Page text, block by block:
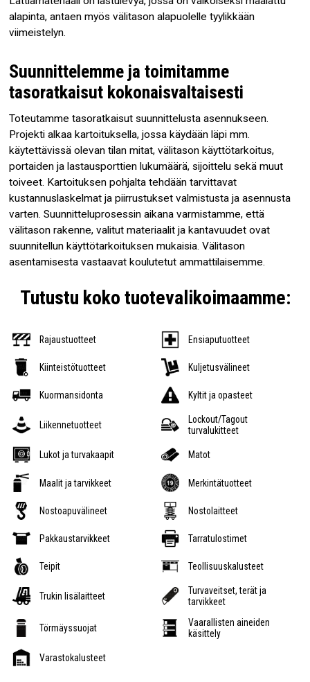
alapinta, antaen myös välitason alapuolelle tyylikkään
viimeistelyn.
Suunnittelemme ja toimitamme
tasoratkaisut kokonaisvaltaisesti
Toteutamme tasoratkaisut suunnittelusta asennukseen.
Projekti alkaa kartoituksella, jossa käydään läpi mm.
käytettävissä olevan tilan mitat, välitason käyttötarkoitus,
portaiden ja lastausporttien lukumäärä, sijoittelu sekä muut
toiveet. Kartoituksen pohjalta tehdään tarvittavat
kustannuslaskelmat ja piirrustukset valmistusta ja asennusta
varten. Suunnitteluprosessin aikana varmistamme, että
välitason rakenne, valitut materiaalit ja kantavuudet ovat
suunnitellun käyttötarkoituksen mukaisia. Välitason
asentamisesta vastaavat koulutetut ammattilaisemme.
Tutustu koko tuotevalikoimaamme:
Rajaustuotteet Ensiaputuotteet
Kiinteistötuotteet Kuljetusvälineet
Kuormansidonta Kyltit ja opasteet
Liikennetuotteet
Lockout/Tagout
turvalukitteet
Lukot ja turvakaapit Matot
Maalit ja tarvikkeet Merkintätuotteet
Nostoapuvälineet Nostolaitteet
Pakkaustarvikkeet Tarratulostimet
Teipit Teollisuuskalusteet
Trukin lisälaitteet
Turvaveitset, terät ja
tarvikkeet
Törmäyssuojat
Vaarallisten aineiden
käsittely
Varastokalusteet